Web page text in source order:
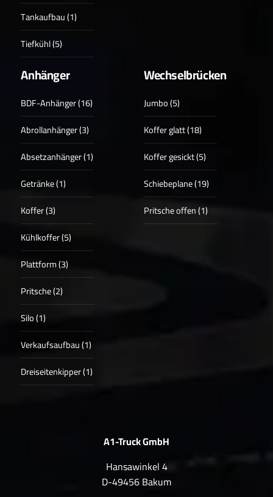
Tankaufbau (1)
Tiefkühl (5)
Anhänger
BDF-Anhänger (16)
Abrollanhänger (3)
Absetzanhänger (1)
Getränke (1)
Koffer (3)
Kühlkoffer (5)
Plattform (3)
Pritsche (2)
Silo (1)
Verkaufsaufbau (1)
Dreiseitenkipper (1)
Wechselbrücken
Jumbo (5)
Koffer glatt (18)
Koffer gesickt (5)
Schiebeplane (19)
Pritsche offen (1)
A1-Truck GmbH
Hansawinkel 4
D-49456 Bakum